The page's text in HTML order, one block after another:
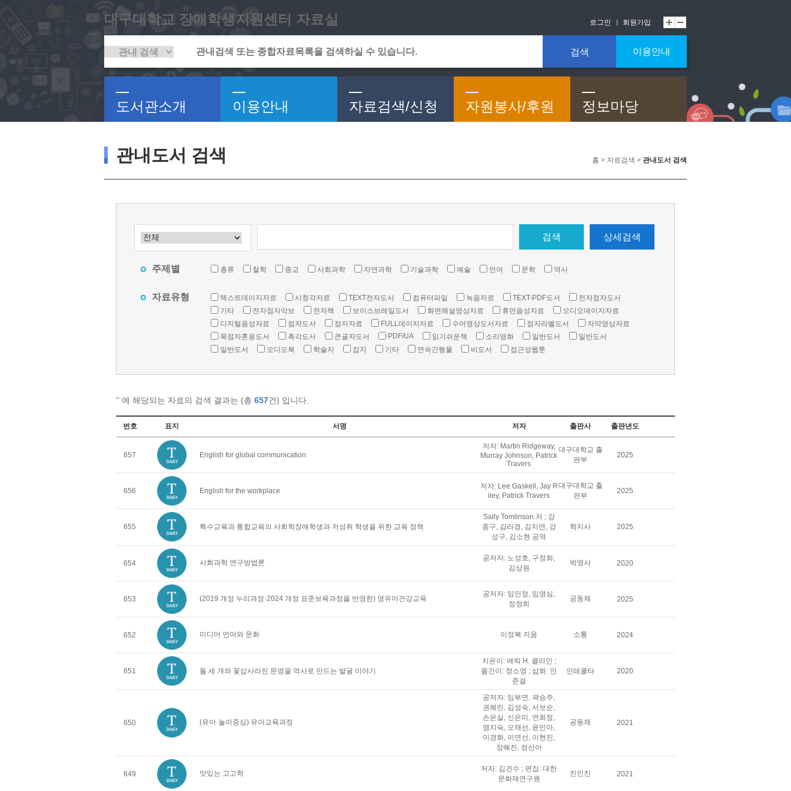
대구대학교 장애학생지원센터 자료실 로그인 회원가입
검색 이용안내
도서관소개 이용안내 자료검색/신청 자원봉사/후원 정보마당
관내도서 검색 홈 > 자료검색 > 관내도서 검색
검색 상세검색
주제별 총류 철학 종교 사회과학 자연과학 기술과학 예술 언어 문학 역사
자료유형 텍스트데이지자료 시청각자료 TEXT전자도서 컴퓨터파일 녹음자료 TEXT-PDF도서
전자점자도서
기타
전자점자악보 전자책 보이스브레일도서 화면해설영상자료 휴먼음성자료
오디오데이지자료
디지털음성자료
점자도서 점자자료 FULL데이지자료 수어영상도서자료 점자라벨도서
자막영상자료
묵점자혼용도서
촉각도서 큰글자도서 PDF/UA 읽기쉬운책 소리영화 일반도서
일반도서
일반도서
오디오북 학술지 잡지 기타 연속간행물 비도서 접근성웹툰
'' 에 해당되는 자료의 검색 결과는 (총 657건) 입니다.
번호 표지 서명 저자 출판사 출판년도
657 English for global communication
저자: Martin Ridgeway,
Murray Johnson, Patrick
Travers
대구대학교 출
판부
2025
656 English for the workplace
저자: Lee Gaskell, Jay R
iley, Patrick Travers
대구대학교 출
판부
2025
655 특수교육과 통합교육의 사회학장애학생과 저성취 학생을 위한 교육 정책
Sally Tomlinson 저 ; 강
종구, 김라경, 김지연, 강
성구, 김소현 공역
학지사 2025
654 사회과학 연구방법론
공저자: 노성호, 구정화,
김상원
박영사 2020
653 (2019 개정 누리과정·2024 개정 표준보육과정을 반영한) 영유아건강교육
공저자: 임민정, 임영심,
정정희
공동체 2025
652 미디어 언어와 문화 이정복 지음 소통 2024
651 돌 세 개와 꽃삽사라진 문명을 역사로 만드는 발굴 이야기
지은이: 에릭 H. 클라인 ;
옮긴이: 정소영 ; 삽화: 안
준걸
인테쿨타 2020
650 (유아·놀이중심) 유아교육과정
공저자: 임부연, 곽승주,
권혜진, 김성숙, 서보순,
손은실, 신은미, 연희정,
염지숙, 오채선, 윤민아,
이경화, 이연선, 이현진,
장혜진, 정선아
공동체 2021
649 맛있는 고고학
저자: 김건수 ; 편집: 대한
문화재연구원
진인진 2021